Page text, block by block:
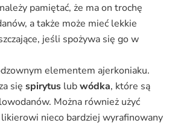
pamiętać, że ma on trochę
a także może mieć lekkie
jeśli spożywa się go w
elementem ajerkoniaku.
się spirytus lubwódka, które są
Można również użyć
nieco bardziej wyrafinowany